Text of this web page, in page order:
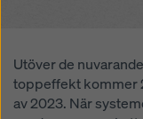
Utöver de
toppeffekt kommer
av 2023. När
helst återkalla ditt
utan att ange